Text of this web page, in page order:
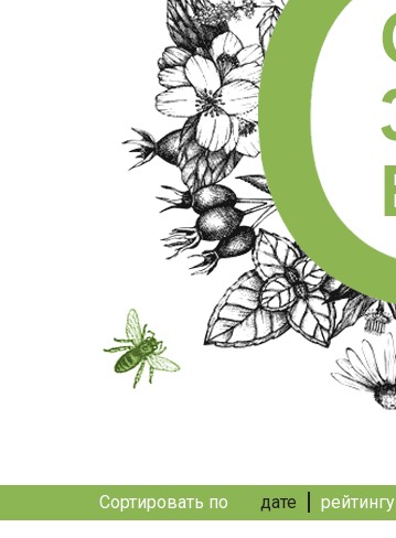
Сортировать по дате рейтингу